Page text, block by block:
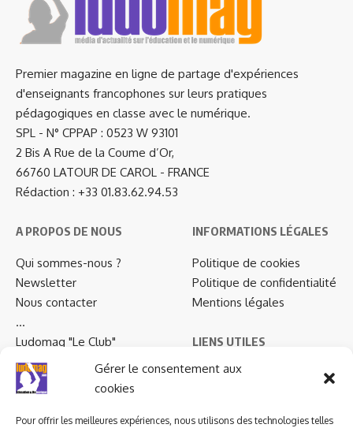
Gérer le consentement aux
cookies
Pour offrir les meilleures expériences, nous utilisons des technologies telles
Premier magazine en ligne de partage d'expériences
d'enseignants francophones sur leurs pratiques
pédagogiques en classe avec le numérique.
SPL - N° CPPAP : 0523 W 93101
2 Bis A Rue de la Coume d’Or,
66760 LATOUR DE CAROL - FRANCE
Rédaction : +33 01.83.62.94.53
A PROPOS DE NOUS
Qui sommes-nous ?
Newsletter
Nous contacter
…
Ludomag "Le Club"
INFORMATIONS LÉGALES
Politique de cookies
Politique de confidentialité
Mentions légales
LIENS UTILES
I.A. en éducation ; les